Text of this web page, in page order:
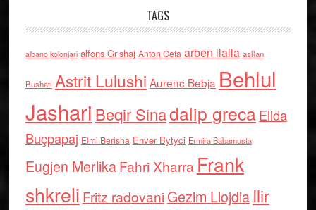
TAGS
albano kolonjari alfons Grishaj Anton Cefa arben llalla asllan
Bushati Astrit Lulushi Aurenc Bebja Behlul
Jashari Beqir Sinadalip grecaElida
Buçpapaj Elmi Berisha Enver Bytyci Ermira Babamusta
Eugjen MerlikaFahri Xharra Frank
shkreli Fritz radovaniGezim Llojdia Ilir